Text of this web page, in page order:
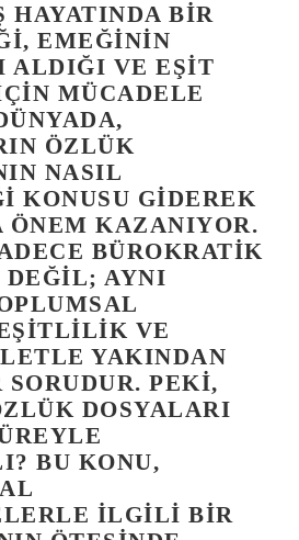
HAYATINDA BIR
EMEĞININ
ALDIĞI VE EŞIT
MÜCADELE
ÖZLÜK
NASIL
KONUSU GIDEREK
ÖNEM KAZANIYOR.
BÜROKRATIK
DEĞIL; AYNI
VE
YAKINDAN
PEKI,
DOSYALARI
BU KONU,
ILGILI BIR